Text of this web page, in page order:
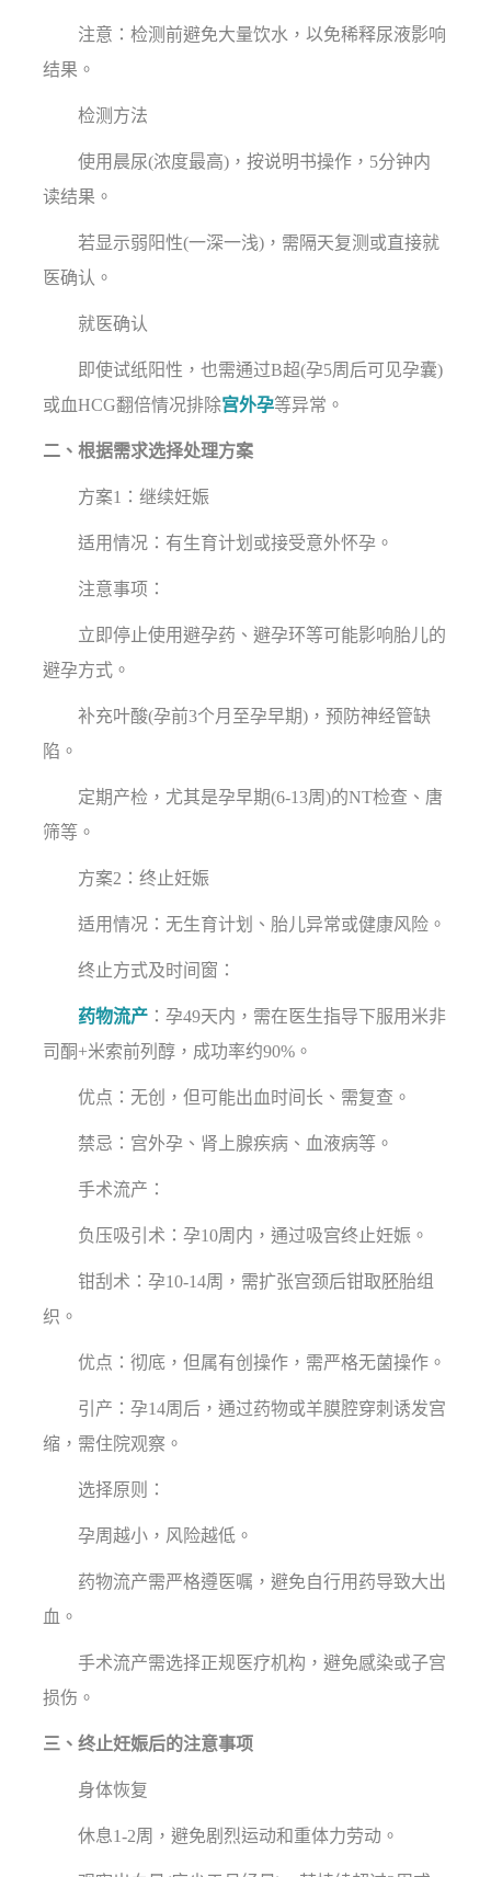
注意：检测前避免大量饮水，以免稀释尿液影响
结果。
检测方法
使用晨尿(浓度最高)，按说明书操作，5分钟内
读结果。
若显示弱阳性(一深一浅)，需隔天复测或直接就
医确认。
就医确认
即使试纸阳性，也需通过B超(孕5周后可见孕囊)
或血HCG翻倍情况排除宫外孕等异常。
二、根据需求选择处理方案
方案1：继续妊娠
适用情况：有生育计划或接受意外怀孕。
注意事项：
立即停止使用避孕药、避孕环等可能影响胎儿的
避孕方式。
补充叶酸(孕前3个月至孕早期)，预防神经管缺
陷。
定期产检，尤其是孕早期(6-13周)的NT检查、唐
筛等。
方案2：终止妊娠
适用情况：无生育计划、胎儿异常或健康风险。
终止方式及时间窗：
药物流产 ：孕49天内，需在医生指导下服用米非
司酮+米索前列醇，成功率约90%。
优点：无创，但可能出血时间长、需复查。
禁忌：宫外孕、肾上腺疾病、血液病等。
手术流产：
负压吸引术：孕10周内，通过吸宫终止妊娠。
钳刮术：孕10-14周，需扩张宫颈后钳取胚胎组
织。
优点：彻底，但属有创操作，需严格无菌操作。
引产：孕14周后，通过药物或羊膜腔穿刺诱发宫
缩，需住院观察。
选择原则：
孕周越小，风险越低。
药物流产需严格遵医嘱，避免自行用药导致大出
血。
手术流产需选择正规医疗机构，避免感染或子宫
损伤。
三、终止妊娠后的注意事项
身体恢复
休息1-2周，避免剧烈运动和重体力劳动。